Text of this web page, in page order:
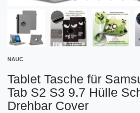
NAUC
Tablet Tasche für
Tab S2 S3 9.7 Hülle
Drehbar Cover